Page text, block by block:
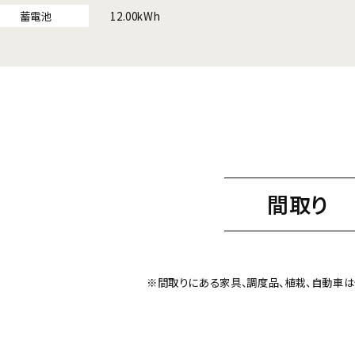
蓄電池 12.00kWh
間取り
※間取りにある家具、調度品、 植栽、自動車